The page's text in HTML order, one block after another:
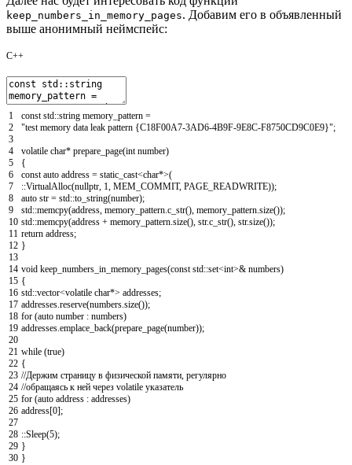
keep_numbers_in_memory_pages. Добавим его в объявленный
выше анонимный неймспейс:
C++
1
2
3
4
5
6
7
8
9
10
11
12
13
14
15
16
17
18
19
20
21
22
23
24
25
26
27
28
29
30
const std::string memory_pattern =
"test memory data leak pattern {C18F00A7-3AD6-4B9F-9E8C-F8750CD9C0E9}";
volatile char* prepare_page(int number)
{
const auto address = static_cast<char*>(
::VirtualAlloc(nullptr, 1, MEM_COMMIT, PAGE_READWRITE));
auto str = std::to_string(number);
std::memcpy(address, memory_pattern.c_str(), memory_pattern.size());
std::memcpy(address + memory_pattern.size(), str.c_str(), str.size());
return address;
}
void keep_numbers_in_memory_pages(const std::set<int>& numbers)
{
std::vector<volatile char*> addresses;
addresses.reserve(numbers.size());
for (auto number : numbers)
addresses.emplace_back(prepare_page(number));
while (true)
{
//Держим страницу в физической памяти, регулярно
//обращаясь к ней через volatile указатель
for (auto address : addresses)
address[0];
::Sleep(5);
}
}